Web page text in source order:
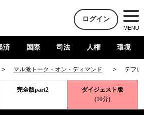
ログイン
MENU
済 国際 司法 人権 環境
マル激トーク・オン・ディマンド デフレ
完全版part2
ダイジェスト版
(10分)